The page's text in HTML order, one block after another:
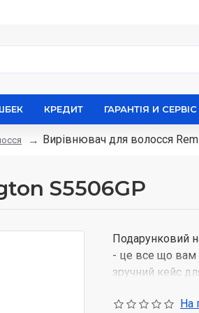
КРЕДИТ ГАРАНТІЯ И СЕРВІС
Вирівнювач для волосся
S5506GP
Подарунковий
- це все що вам
зручний кейс
Покриття
На